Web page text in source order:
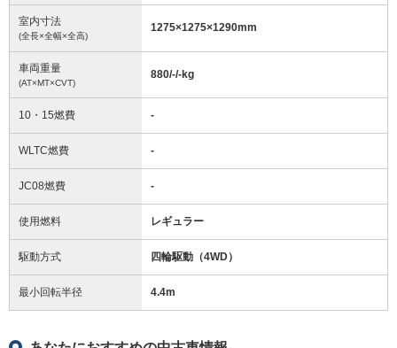
室内寸法
(全長×全幅×全高)
1275×1275×1290mm
車両重量
(AT×MT×CVT)
880/-/-kg
10・15燃費 -
WLTC燃費 -
JC08燃費 -
使用燃料 レギュラー
駆動方式 四輪駆動（4WD）
最小回転半径 4.4m